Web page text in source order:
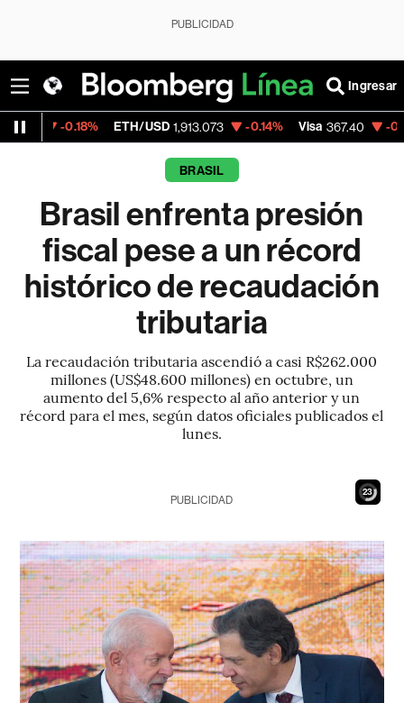
PUBLICIDAD
Ingresar
ETH/USD 1,913.073 -0.14% Visa 367.40 -0.31%
BRASIL
Brasil enfrenta presión
fiscal pese a un récord
histórico de recaudación
tributaria
La recaudación tributaria ascendió a casi R$262.000
millones (US$48.600 millones) en octubre, un
aumento del 5,6% respecto al año anterior y un
récord para el mes, según datos oficiales publicados el
lunes.
21
PUBLICIDAD